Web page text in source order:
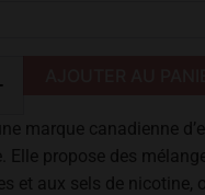
marque canadienne
Elle propose des
et aux sels de nicotine,